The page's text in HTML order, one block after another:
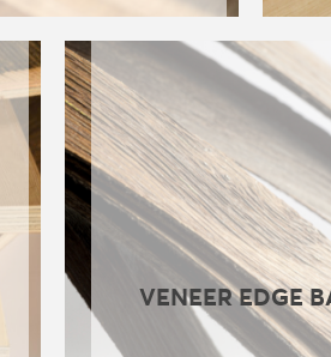
VENEER EDGE